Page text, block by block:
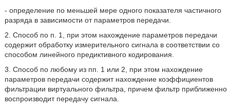
- определение по меньшей мере одного показателя частичного
разряда в зависимости от параметров передачи.
2. Способ по п. 1, при этом нахождение параметров передачи
содержит обработку измерительного сигнала в соответствии со
способом линейного предиктивного кодирования.
3. Способ по любому из пп. 1 или 2, при этом нахождение
параметров передачи содержит нахождение коэффициентов
фильтрации виртуального фильтра, причем фильтр приближенно
воспроизводит передачу сигнала.